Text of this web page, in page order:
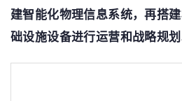
建智能化物理信息系统，再搭
础设施设备进行运营和战略规划